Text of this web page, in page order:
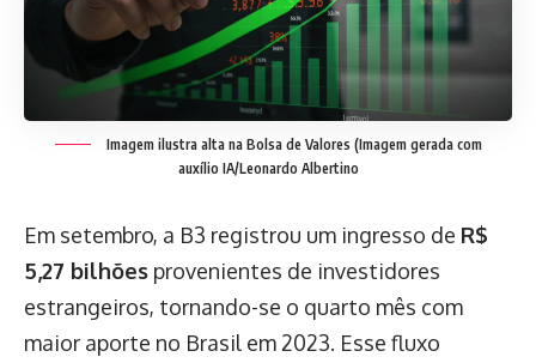
Imagem ilustra alta na Bolsa de Valores (Imagem gerada com
auxílio IA/Leonardo Albertino
Em setembro, a B3 registrou um ingresso de R$
5,27 bilhões provenientes de investidores
estrangeiros, tornando-se o quarto mês com
maior aporte no Brasil em 2023. Esse fluxo